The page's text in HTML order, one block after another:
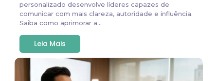
personalizado desenvolve líderes capazes de
comunicar com mais clareza, autoridade e influência.
Saiba como aprimorar a...
Leia Mais